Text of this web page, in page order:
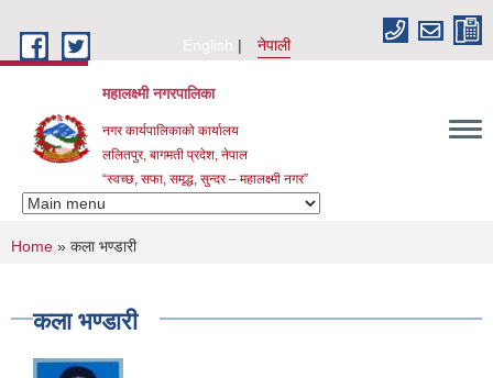
English
नेपाली
महालक्ष्मी नगरपालिका
नगर कार्यपालिकाको कार्यालय
ललितपुर, बागमती प्रदेश, नेपाल
“स्वच्छ, सफा, समृद्ध, सुन्दर – महालक्ष्मी नगर”
You are here
Home » कला भण्डारी
कला भण्डारी